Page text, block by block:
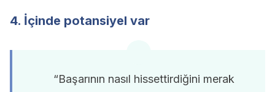
4. İçinde potansiyel var
“Başarının nasıl hissettirdiğini merak